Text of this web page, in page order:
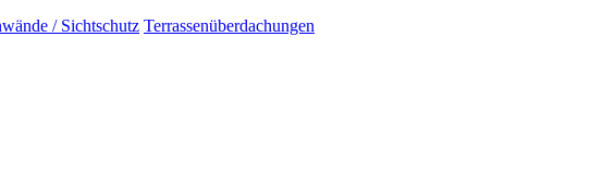
/ Sichtschutz Terrassenüberdachungen